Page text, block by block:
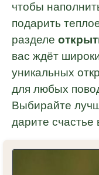
чтобы
подарить
разделе
вас ждёт
уникальных
для любых
Выбирайте
дарите счастье